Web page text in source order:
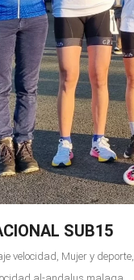
SUB15
velocidad , Mujer y deporte,